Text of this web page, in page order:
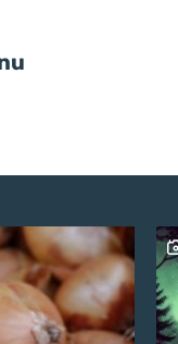
(nouvelle fenêtre)
/ Twitter (nouvelle
sur WhatsApp
par mail